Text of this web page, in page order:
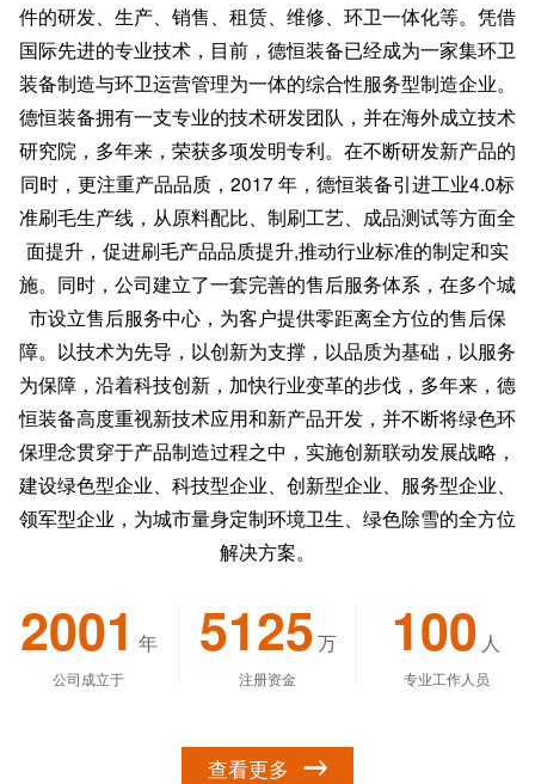
件的研发、生产、销售、租赁、维修、环卫一体化等。凭借
国际先进的专业技术，目前，德恒装备已经成为一家集环卫
装备制造与环卫运营管理为一体的综合性服务型制造企业。
德恒装备拥有一支专业的技术研发团队，并在海外成立技术
研究院，多年来，荣获多项发明专利。在不断研发新产品的
同时，更注重产品品质，2017 年，德恒装备引进工业4.0标
准刷毛生产线，从原料配比、制刷工艺、成品测试等方面全
面提升，促进刷毛产品品质提升,推动行业标准的制定和实
施。同时，公司建立了一套完善的售后服务体系，在多个城
市设立售后服务中心，为客户提供零距离全方位的售后保
障。以技术为先导，以创新为支撑，以品质为基础，以服务
为保障，沿着科技创新，加快行业变革的步伐，多年来，德
恒装备高度重视新技术应用和新产品开发，并不断将绿色环
保理念贯穿于产品制造过程之中，实施创新联动发展战略，
建设绿色型企业、科技型企业、创新型企业、服务型企业、
领军型企业，为城市量身定制环境卫生、绿色除雪的全方位
解决方案。
2001 年
公司成立于
5125万
注册资金
100 人
专业工作人员
查看更多